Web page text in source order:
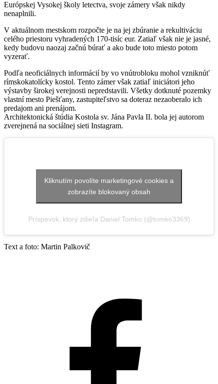
Európskej Vysokej školy letectva, svoje zámery však nikdy
nenaplnili.
V aktuálnom mestskom rozpočte je na jej zbúranie a rekultiváciu
celého priestoru vyhradených 170-tisíc eur. Zatiaľ však nie je jasné,
kedy budovu naozaj začnú búrať a ako bude toto miesto potom
vyzerať.
Podľa neoficiálnych informácií by vo vnútrobloku mohol vzniknúť
rímskokatolícky kostol. Tento zámer však zatiaľ iniciátori jeho
výstavby širokej verejnosti nepredstavili. Všetky dotknuté pozemky
vlastní mesto Piešťany, zastupiteľstvo sa doteraz nezaoberalo ich
predajom ani prenájom.
Architektonická štúdia Kostola sv. Jána Pavla II. bola jej autorom
zverejnená na sociálnej sieti Instagram.
Príspevok, ktorý zdieľa Daniel Tomko (@tomko3369)
Kliknutím povolíte marketingové cookies a
zobrazíte blokovaný obsah
Text a foto: Martin Palkovič